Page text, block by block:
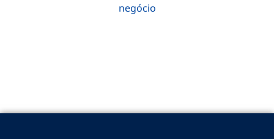
negócio